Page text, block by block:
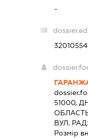
-
32010554
51000,
ВУЛ.
Розмір